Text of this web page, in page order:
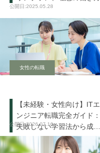
2025.05.28
女性の転職
【未経験・女性向け】ITエ
ンジニア転職完全ガイド：
失敗しない学習法から成功
の秘訣まで
2026.07.16